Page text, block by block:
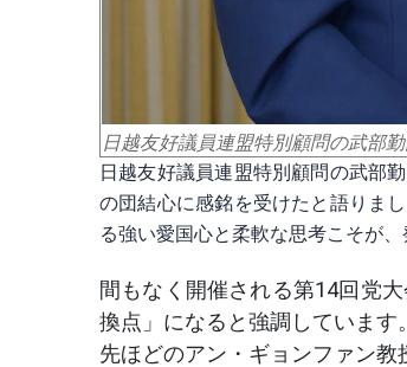
日越友好議員連盟特別顧問の武部
日越友好議員連盟特別顧問の武部
の団結心に感銘を受けたと語りま
る強い愛国心と柔軟な思考こそが
間もなく開催される第14回党
換点」になると強調しています。
先ほどのアン・ギョンファン教